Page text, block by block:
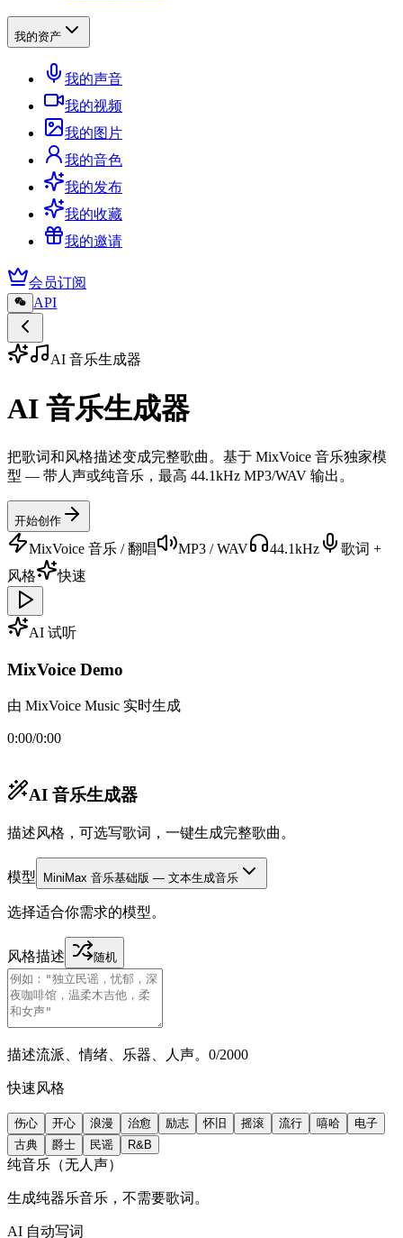
我的资产
我的声音
我的视频
我的图片
我的音色
我的发布
我的收藏
我的邀请
会员订阅
API
AI 音乐生成器
AI 音乐生成器
把歌词和风格描述变成完整歌曲。基于 MixVoice 音乐独家模
型 — 带人声或纯音乐，最高 44.1kHz MP3/WAV 输出。
开始创作
MixVoice 音乐 / 翻唱 MP3 / WAV 44.1kHz
歌词 +
风格
快速
AI 试听
MixVoice Demo
由 MixVoice Music 实时生成
0:00/0:00
AI 音乐生成器
描述风格，可选写歌词，一键生成完整歌曲。
模型 MiniMax 音乐基础版 — 文本生成音乐
选择适合你需求的模型。
风格描述 随机
描述流派、情绪、乐器、人声。 0/2000
快速风格
伤心 开心 浪漫 治愈 励志 怀旧 摇滚 流行 嘻哈
电子
古典
爵士 民谣 R&B
纯音乐（无人声）
生成纯器乐音乐，不需要歌词。
AI 自动写词